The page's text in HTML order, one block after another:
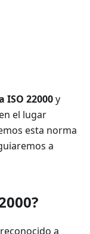
ISO 22000y
el lugar
esta norma
a
a